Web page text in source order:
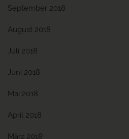
September 2018
August 2018
Juli 2018
Juni 2018
Mai 2018
April 2018
März 2018